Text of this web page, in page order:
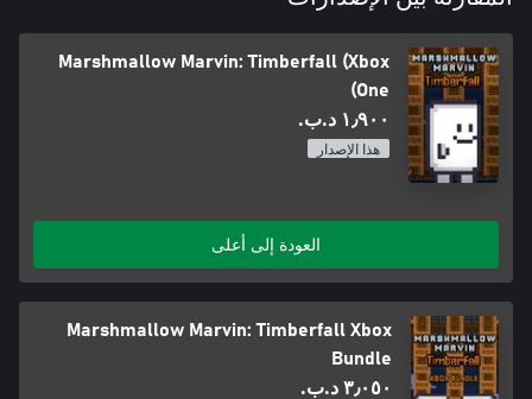
Marshmallow Marvin: Timberfall (Xbox
One)
١٫٩٠٠ د.ب.‏
هذا الإصدار
العودة إلى أعلى
Marshmallow Marvin: Timberfall Xbox
Bundle
٣٫٠٥٠ د.ب.‏